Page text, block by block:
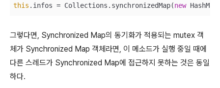
this .infos = Collections.synchronizedMap(new
그렇다면, Synchronized Map의 동기화가 적용되는 mutex 객
체가 Synchronized Map 객체라면, 이 메소드가 실행 중일 때에
다른 스레드가 Synchronized Map에 접근하지 못하는 것은 동일
하다.